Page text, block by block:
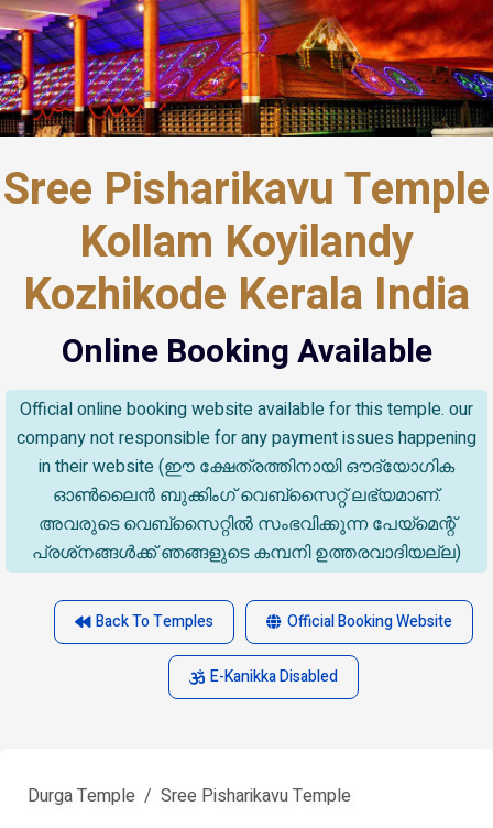
Sree Pisharikavu Temple
Kollam Koyilandy
Kozhikode Kerala India
Online Booking Available
Official online booking website available for this temple. our
company not responsible for any payment issues happening
in their website (ഈ ക്ഷേത്രത്തിനായി ഔദ്യോഗിക
ഓൺലൈൻ ബുക്കിംഗ് വെബ്സൈറ്റ് ലഭ്യമാണ്.
അവരുടെ വെബ്‌സൈറ്റിൽ സംഭവിക്കുന്ന പേയ്‌മെന്റ്
പ്രശ്‌നങ്ങൾക്ക് ഞങ്ങളുടെ കമ്പനി ഉത്തരവാദിയല്ല)
Back To Temples Official Booking Website
E-Kanikka Disabled
Durga Temple Sree Pisharikavu Temple